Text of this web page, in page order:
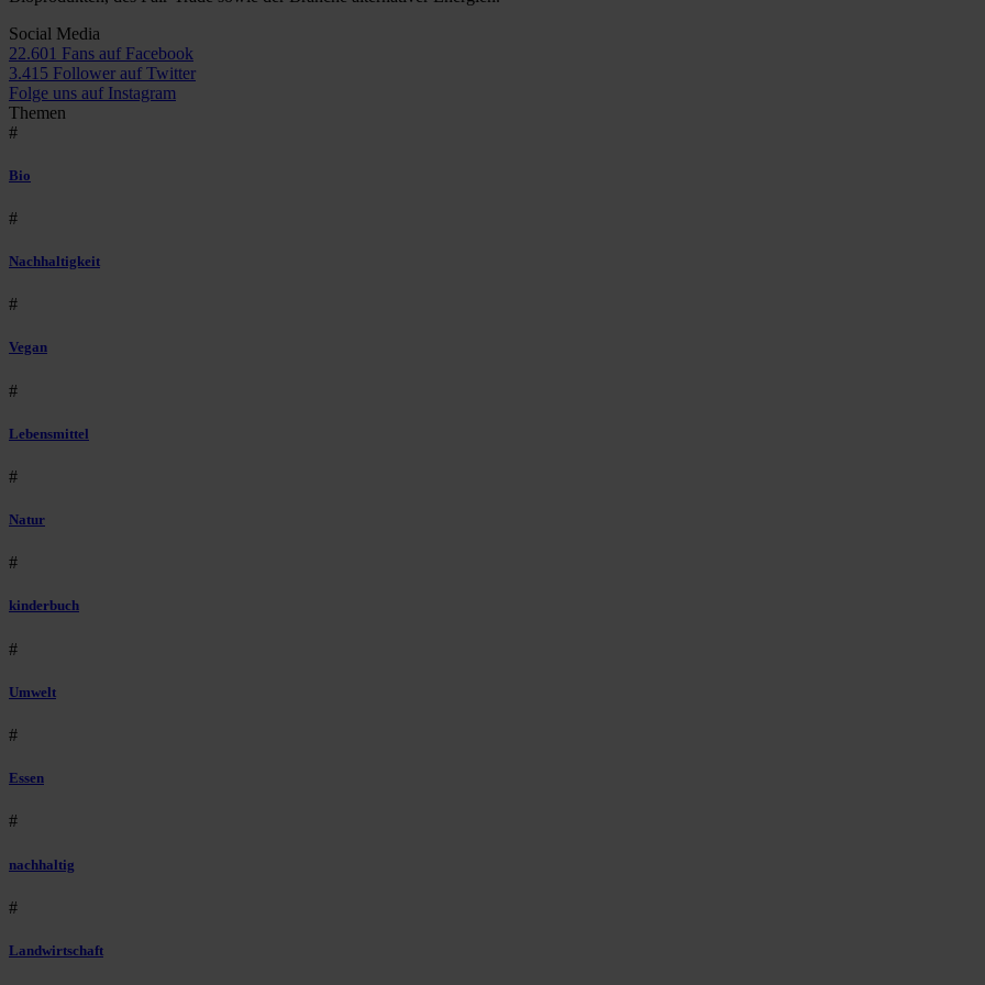
Social Media
22.601 Fans auf Facebook
3.415 Follower auf Twitter
Folge uns auf Instagram
Themen
#
Bio
#
Nachhaltigkeit
#
Vegan
#
Lebensmittel
#
Natur
#
kinderbuch
#
Umwelt
#
Essen
#
nachhaltig
#
Landwirtschaft